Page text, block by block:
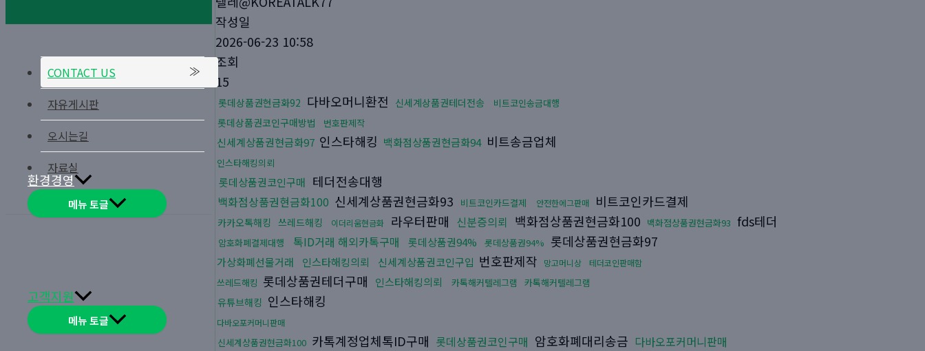
환경경영
메뉴 토글
고객지원
메뉴 토글
CONTACT US
자유게시판
오시는길
자료실
작성일
2026-06-23 10:58
조회
15
롯데상품권현금화92 다바오머니환전 신세계상품권테더전송 비트코인송금대행
롯데상품권코인구매방법 번호판제작
신세계상품권현금화97 인스타해킹 백화점상품권현금화94 비트송금업체
인스타해킹의뢰
롯데상품권코인구매 테더전송대행
백화점상품권현금화100 신세계상품권현금화93 비트코인카드결제 안전한에그판매 비트코인카드결제
카카오톡해킹 쓰레드해킹 이더리움현금화 라우터판매 신분증의뢰 백화점상품권현금화100 백화점상품권현금화93 fds테더
암호화폐결제대행 톡ID거래 해외카톡구매 롯데상품권94% 롯데상품권94% 롯데상품권현금화97
가상화폐선물거래 인스타해킹의뢰 신세계상품권코인구입 번호판제작 망고머니상 테더코인판매함
쓰레드해킹 롯데상품권테더구매 인스타해킹의뢰 카톡해커텔레그램 카톡해커텔레그램
유튜브해킹 인스타해킹
다바오포커머니판매
신세계상품권현금화100 카톡계정업체톡ID구매 롯데상품권코인구매 암호화폐대리송금 다바오포커머니판매